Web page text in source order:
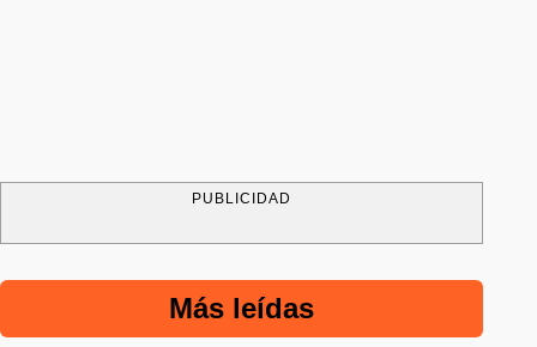
PUBLICIDAD
Más leídas